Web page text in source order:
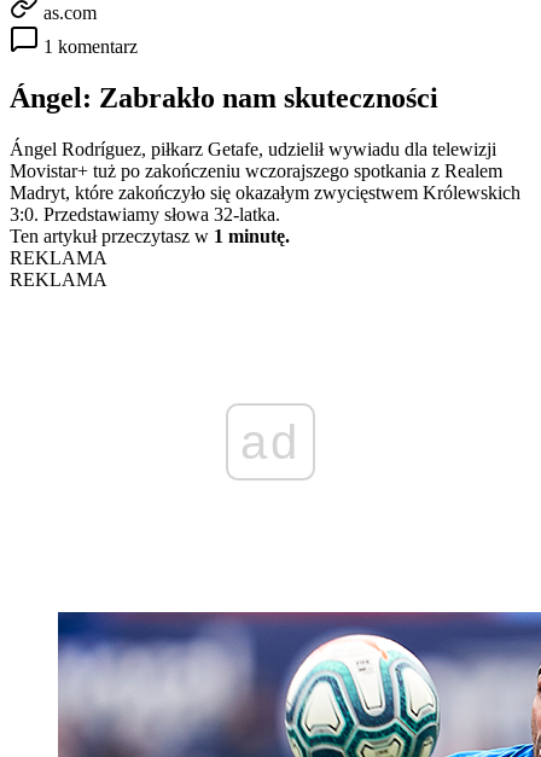
as.com
1 komentarz
Ángel: Zabrakło nam skuteczności
Ángel Rodríguez, piłkarz Getafe, udzielił wywiadu dla telewizji
Movistar+ tuż po zakończeniu wczorajszego spotkania z Realem
Madryt, które zakończyło się okazałym zwycięstwem Królewskich
3:0. Przedstawiamy słowa 32-latka.
Ten artykuł przeczytasz w 1 minutę.
REKLAMA
REKLAMA
ad